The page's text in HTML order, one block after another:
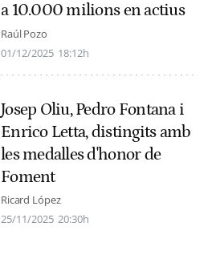
a 10.000 milions en actius
Raúl Pozo
01/12/2025 18:12h
Josep Oliu, Pedro Fontana i
Enrico Letta, distingits amb
les medalles d'honor de
Foment
Ricard López
25/11/2025 20:30h